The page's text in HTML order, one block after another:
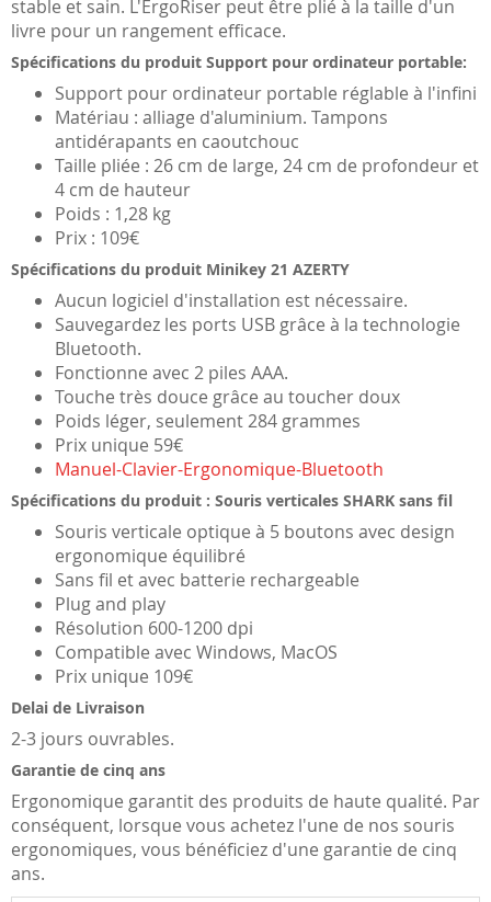
stable et sain. L'ErgoRiser peut être plié à la taille d'un
livre pour un rangement efficace.
Spécifications du produit Support pour ordinateur portable:
Support pour ordinateur portable réglable à l'infini
Matériau : alliage d'aluminium. Tampons
antidérapants en caoutchouc
Taille pliée : 26 cm de large, 24 cm de profondeur et
4 cm de hauteur
Poids : 1,28 kg
Prix : 109€
Spécifications du produit Minikey 21 AZERTY
Aucun logiciel d'installation est nécessaire.
Sauvegardez les ports USB grâce à la technologie
Bluetooth.
Fonctionne avec 2 piles AAA.
Touche très douce grâce au toucher doux
Poids léger, seulement 284 grammes
Prix unique 59€
Manuel-Clavier-Ergonomique-Bluetooth
Spécifications du produit : Souris verticales SHARK sans fil
Souris verticale optique à 5 boutons avec design
ergonomique équilibré
Sans fil et avec batterie rechargeable
Plug and play
Résolution 600-1200 dpi
Compatible avec Windows, MacOS
Prix unique 109€
Delai de Livraison
2-3 jours ouvrables.
Garantie de cinq ans
Ergonomique garantit des produits de haute qualité. Par
conséquent, lorsque vous achetez l'une de nos souris
ergonomiques, vous bénéficiez d'une garantie de cinq
ans.